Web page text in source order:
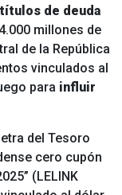
de deuda
millones de
de la República
vinculados al
para influir
del Tesoro
cero cupón
(LELINK